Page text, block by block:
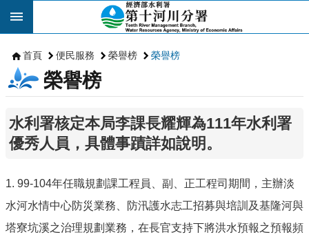
跳到主要內容區塊
首頁 便民服務 榮譽榜 榮譽榜
榮譽榜
水利署核定本局李課長耀輝為111年水利署
優秀人員，具體事蹟詳如說明。
1. 99-104年任職規劃課工程員、副、正工程司期間，主辦淡
水河水情中心防災業務、防汛護水志工招募與培訓及基隆河與
塔寮坑溪之治理規劃業務，在長官支持下將洪水預報之預報頻